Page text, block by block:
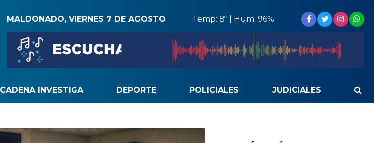
MALDONADO, VIERNES 7 DE AGOSTO Temp: 8º | Hum: 96%
CADENA INVESTIGA DEPORTE POLICIALES JUDICIALES